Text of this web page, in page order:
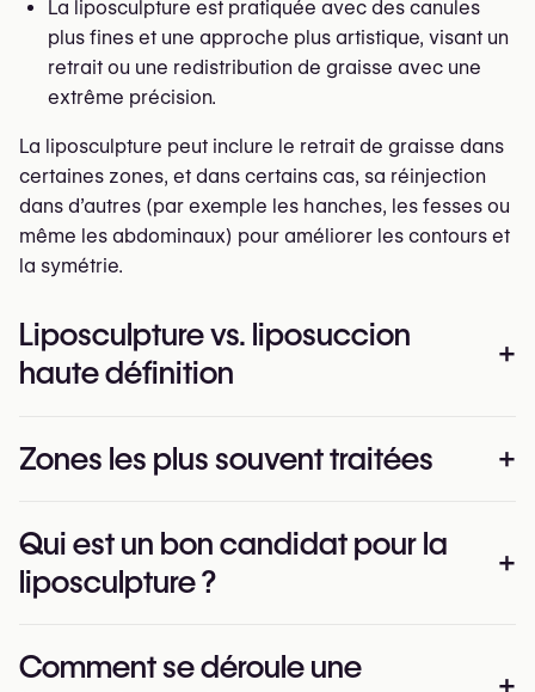
La liposculpture est pratiquée avec des canules
plus fines et une approche plus artistique, visant un
retrait ou une redistribution de graisse avec une
extrême précision.
La liposculpture peut inclure le retrait de graisse dans
certaines zones, et dans certains cas, sa réinjection
dans d’autres (par exemple les hanches, les fesses ou
même les abdominaux) pour améliorer les contours et
la symétrie.
Liposculpture vs. liposuccion
haute définition
+
(aussi appelée "HD lipo", “4D lipo”) sont parfois utilisés
La liposculpture vise un remodelage subtil et une mise
en forme délicate, tandis que la liposuccion haute
visibles ou des pectoraux définis.
Zones les plus souvent traitées +
la forme est plus importante que la taille. Il peut s’agir
de :
Qui est un bon candidat pour la
liposculpture ?
+
qui :
Comment se déroule une